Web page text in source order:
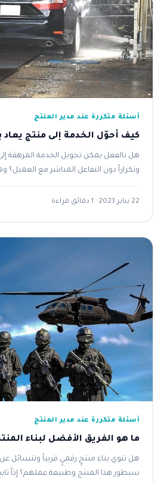
أسئلة متكررة عند مدير المنتج
كيف أحوّل الخدمة إلى منتج يعاد
هل بالفعل يمكن تحويل الخدمة المرهقة
وتكراراً دون التفاعل المباشر مع العميل؟
22 يناير 2023 · 1 دقائق قراءة
أسئلة متكررة عند مدير المنتج
ما هو الفريق الأفضل لبناء
هل تنوي بناء منتجٍ رقميٍ قريباً وتتسائل عن
سيطور هذا المنتج وطبيعة عملهم؟ إذاً